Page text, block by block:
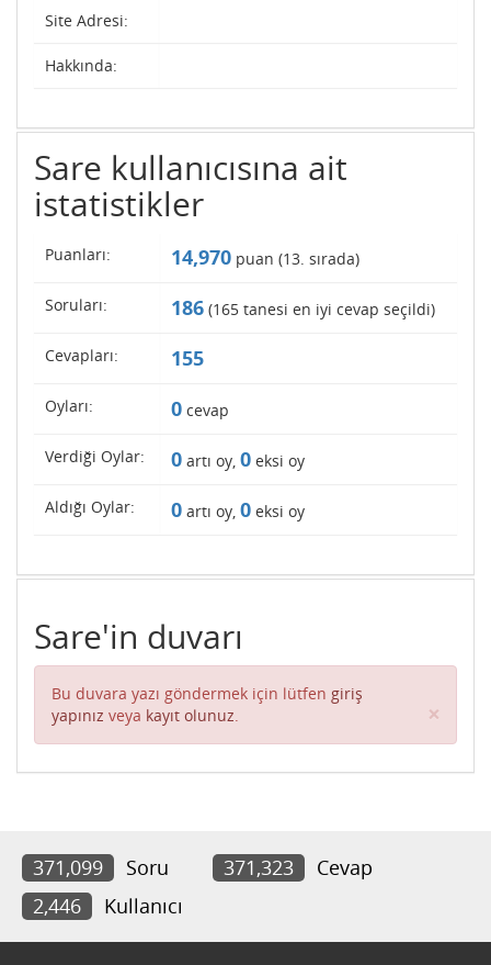
Site Adresi:
Hakkında:
Sare kullanıcısına ait
istatistikler
Puanları: 14,970 puan (13. sırada)
Soruları: 186 (165 tanesi en iyi cevap seçildi)
Cevapları: 155
Oyları: 0 cevap
Verdiği Oylar: 0 artı oy, 0 eksi oy
Aldığı Oylar: 0 artı oy, 0 eksi oy
Sare'in duvarı
Bu duvara yazı göndermek için lütfen giriş
yapınız veya kayıt olunuz. ×
371,099 Soru 371,323
Cevap
2,446
Kullanıcı